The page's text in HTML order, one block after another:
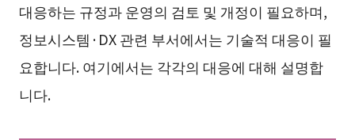
대응하는 규정과 운영의 검토 및 개정이 필요하며,
정보시스템·DX 관련 부서에서는 기술적 대응이 필
요합니다. 여기에서는 각각의 대응에 대해 설명합
니다.